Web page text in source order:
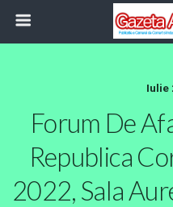
Iulie
Forum De
Republica
2022, Sala